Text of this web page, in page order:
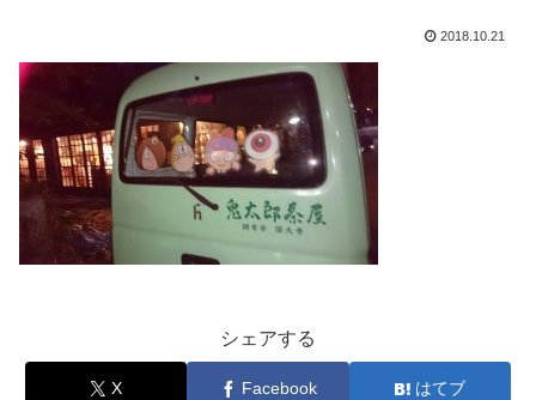
2018.10.21
シェアする
X Facebook はてブ